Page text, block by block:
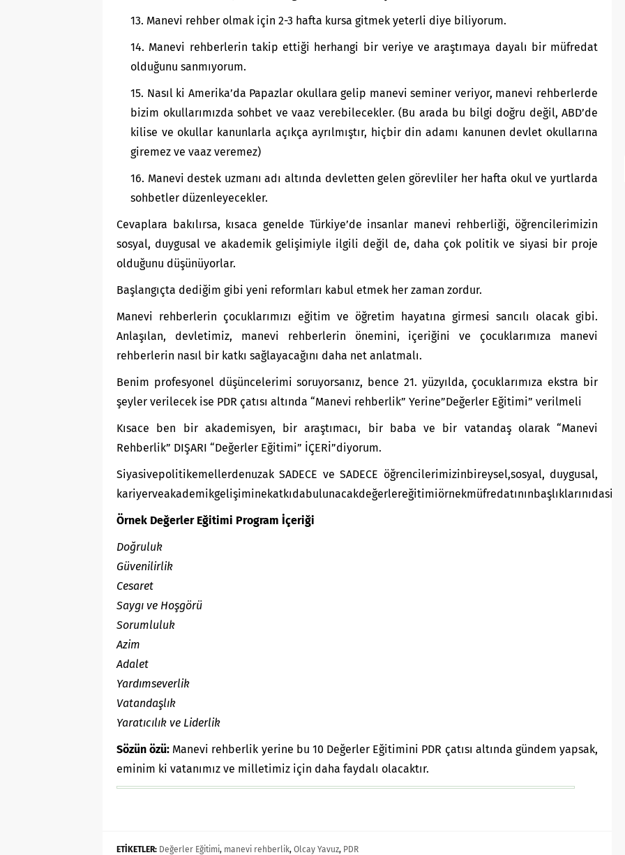
Manevi rehber olmak için 2-3 hafta kursa gitmek yeterli diye biliyorum.
Manevi rehberlerin takip ettiği herhangi bir veriye ve araştımaya dayalı bir müfredat
olduğunu sanmıyorum.
Nasıl ki Amerika’da Papazlar okullara gelip manevi seminer veriyor, manevi rehberlerde
bizim okullarımızda sohbet ve vaaz verebilecekler. (Bu arada bu bilgi doğru değil, ABD’de
kilise ve okullar kanunlarla açıkça ayrılmıştır, hiçbir din adamı kanunen devlet okullarına
giremez ve vaaz veremez)
Manevi destek uzmanı adı altında devletten gelen görevliler her hafta okul ve yurtlarda
sohbetler düzenleyecekler.
Cevaplara bakılırsa, kısaca genelde Türkiye’de insanlar manevi rehberliği, öğrencilerimizin
sosyal, duygusal ve akademik gelişimiyle ilgili değil de, daha çok politik ve siyasi bir proje
olduğunu düşünüyorlar.
Başlangıçta dediğim gibi yeni reformları kabul etmek her zaman zordur.
Manevi rehberlerin çocuklarımızı eğitim ve öğretim hayatına girmesi sancılı olacak gibi.
Anlaşılan, devletimiz, manevi rehberlerin önemini, içeriğini ve çocuklarımıza manevi
rehberlerin nasıl bir katkı sağlayacağını daha net anlatmalı.
Benim profesyonel düşüncelerimi soruyorsanız, bence 21. yüzyılda, çocuklarımıza ekstra bir
şeyler verilecek ise PDR çatısı altında “Manevi rehberlik” Yerine”Değerler Eğitimi” verilmeli
Kısace ben bir akademisyen, bir araştımacı, bir baba ve bir vatandaş olarak “Manevi
Rehberlik” DIŞARI “Değerler Eğitimi” İÇERİ”diyorum.
Siyasivepolitikemellerdenuzak SADECE ve SADECE öğrencilerimizinbireysel,sosyal, duygusal,
Örnek Değerler Eğitimi Program İçeriği
Doğruluk
Güvenilirlik
Cesaret
Saygı ve Hoşgörü
Sorumluluk
Azim
Adalet
Yardımseverlik
Vatandaşlık
Yaratıcılık ve Liderlik
Sözün özü: Manevi rehberlik yerine bu 10 Değerler Eğitimini PDR çatısı altında gündem yapsak,
eminim ki vatanımız ve milletimiz için daha faydalı olacaktır.
ETİKETLER: Değerler Eğitimi, manevi rehberlik, Olcay Yavuz, PDR